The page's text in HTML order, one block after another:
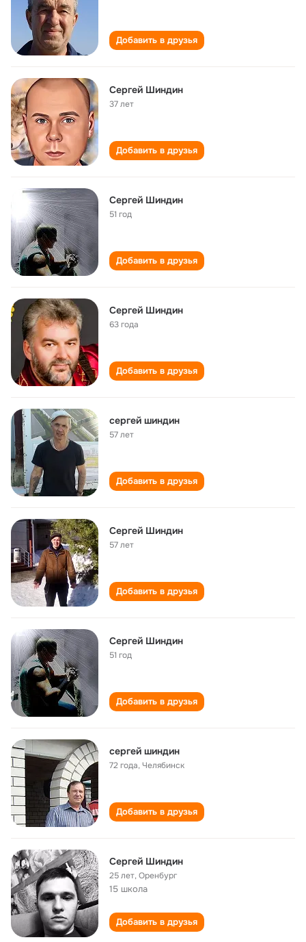
Добавить в друзья
Сергей Шиндин
37 лет
Добавить в друзья
Сергей Шиндин
51 год
Добавить в друзья
Сергей Шиндин
63 года
Добавить в друзья
сергей шиндин
57 лет
Добавить в друзья
Сергей Шиндин
57 лет
Добавить в друзья
Сергей Шиндин
51 год
Добавить в друзья
сергей шиндин
72 года,Челябинск
Добавить в друзья
Сергей Шиндин
25 лет,Оренбург
15 школа
Добавить в друзья